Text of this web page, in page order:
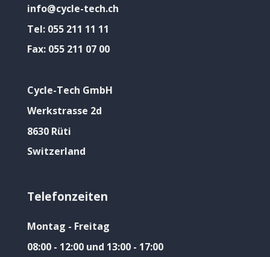
info@cycle-tech.ch
Tel: 055 211 11 11
Fax: 055 211 07 00
Cycle-Tech GmbH
Werkstrasse 2d
8630 Rüti
Switzerland
Telefonzeiten
Montag - Freitag
08:00 - 12:00 und 13:00 - 17:00